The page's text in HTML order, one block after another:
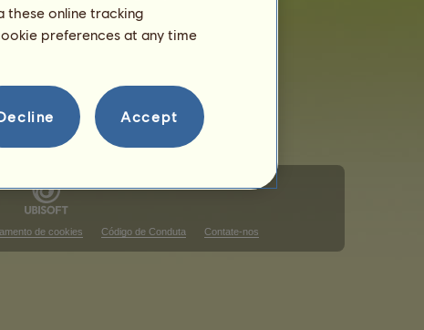
de cookies Código de Conduta Contate-nos
these online tracking
preferences at any time
Accept